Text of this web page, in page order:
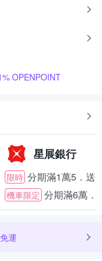
OPENPOINT
星展銀行
限時 分期滿1萬5．送
機車限定 分期滿6萬．
運